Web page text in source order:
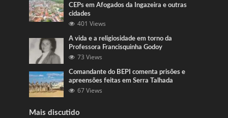
CEPs em Afogados da Ingazeira e outras
cidades
401 Views
A vida e a religiosidade em torno da
Professora Francisquinha Godoy
73 Views
Comandante do BEPI comenta prisões e
apreensões feitas em Serra Talhada
67 Views
Mais discutido